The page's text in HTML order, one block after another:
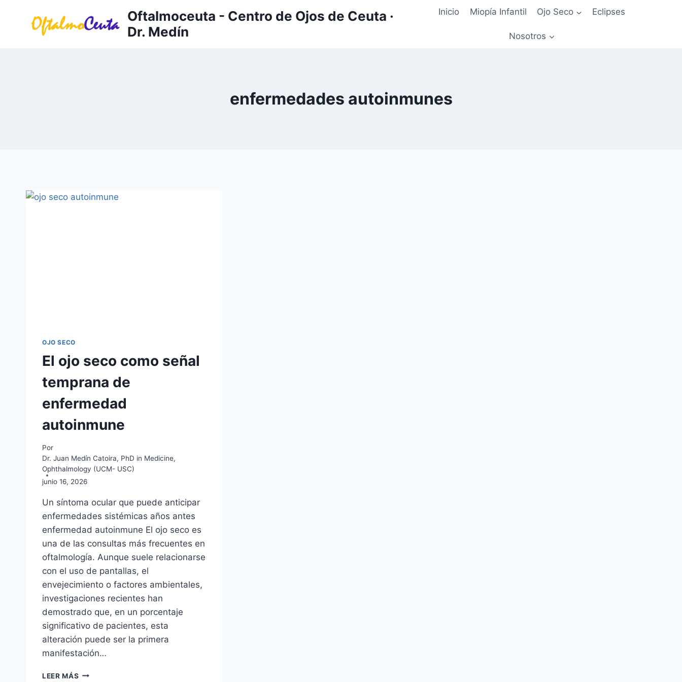
Oftalmoceuta - Centro de Ojos de Ceuta ·
Dr. Medín
Inicio Miopía Infantil Ojo Seco Eclipses
Nosotros
enfermedades autoinmunes
OJO SECO
El ojo seco como señal
temprana de
enfermedad
autoinmune
Por
Dr. Juan Medín Catoira, PhD in Medicine,
Ophthalmology (UCM- USC)
junio 16, 2026
Un síntoma ocular que puede anticipar
enfermedades sistémicas años antes
enfermedad autoinmune El ojo seco es
una de las consultas más frecuentes en
oftalmología. Aunque suele relacionarse
con el uso de pantallas, el
envejecimiento o factores ambientales,
investigaciones recientes han
demostrado que, en un porcentaje
significativo de pacientes, esta
alteración puede ser la primera
manifestación…
LEER MÁS EL